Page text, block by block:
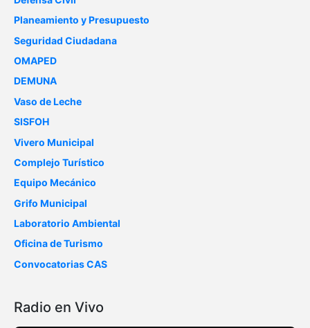
Planeamiento y Presupuesto
Seguridad Ciudadana
OMAPED
DEMUNA
Vaso de Leche
SISFOH
Vivero Municipal
Complejo Turístico
Equipo Mecánico
Grifo Municipal
Laboratorio Ambiental
Oficina de Turismo
Convocatorias CAS
Radio en Vivo